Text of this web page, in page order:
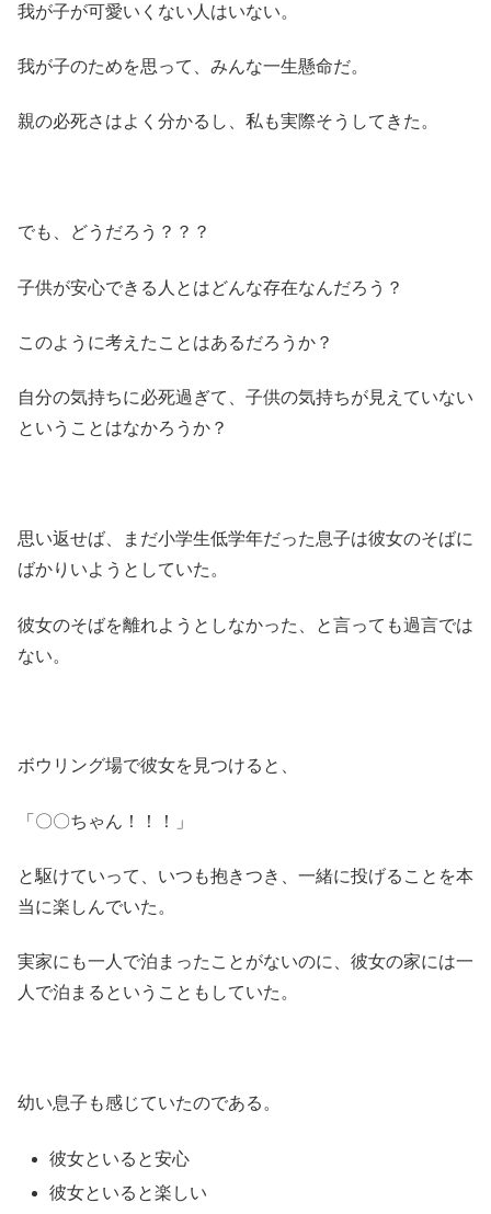
我が子が可愛いくない人はいない。
我が子のためを思って、みんな一生懸命だ。
親の必死さはよく分かるし、私も実際そうしてきた。
でも、どうだろう？？？
子供が安心できる人とはどんな存在なんだろう？
このように考えたことはあるだろうか？
自分の気持ちに必死過ぎて、子供の気持ちが見えていない
ということはなかろうか？
思い返せば、まだ小学生低学年だった息子は彼女のそばに
ばかりいようとしていた。
彼女のそばを離れようとしなかった、と言っても過言では
ない。
ボウリング場で彼女を見つけると、
「〇〇ちゃん！！！」
と駆けていって、いつも抱きつき、一緒に投げることを本
当に楽しんでいた。
実家にも一人で泊まったことがないのに、彼女の家には一
人で泊まるということもしていた。
幼い息子も感じていたのである。
彼女といると安心
彼女といると楽しい